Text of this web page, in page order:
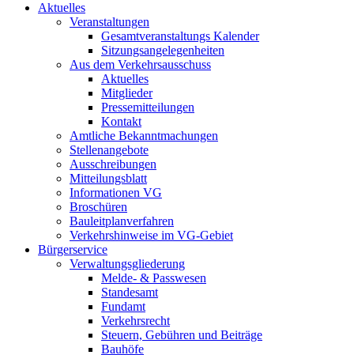
Aktuelles
Veranstaltungen
Gesamtveranstaltungs Kalender
Sitzungsangelegenheiten
Aus dem Verkehrsausschuss
Aktuelles
Mitglieder
Pressemitteilungen
Kontakt
Amtliche Bekanntmachungen
Stellenangebote
Ausschreibungen
Mitteilungsblatt
Informationen VG
Broschüren
Bauleitplanverfahren
Verkehrshinweise im VG-Gebiet
Bürgerservice
Verwaltungsgliederung
Melde- & Passwesen
Standesamt
Fundamt
Verkehrsrecht
Steuern, Gebühren und Beiträge
Bauhöfe